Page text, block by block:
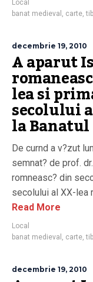
Local
banat medieval , carte,
decembrie 19, 2010
A aparut
lea si
secolului
la
De curnd a v?zut
semnat? de prof.
romneasc? din
secolului al XX-lea
Read More
Local
banat medieval , carte,
decembrie 19, 2010